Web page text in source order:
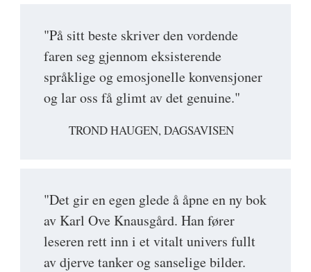
"På sitt beste skriver den vordende
faren seg gjennom eksisterende
språklige og emosjonelle konvensjoner
og lar oss få glimt av det genuine."
TROND HAUGEN, DAGSAVISEN
"Det gir en egen glede å åpne en ny bok
av Karl Ove Knausgård. Han fører
leseren rett inn i et vitalt univers fullt
av djerve tanker og sanselige bilder.